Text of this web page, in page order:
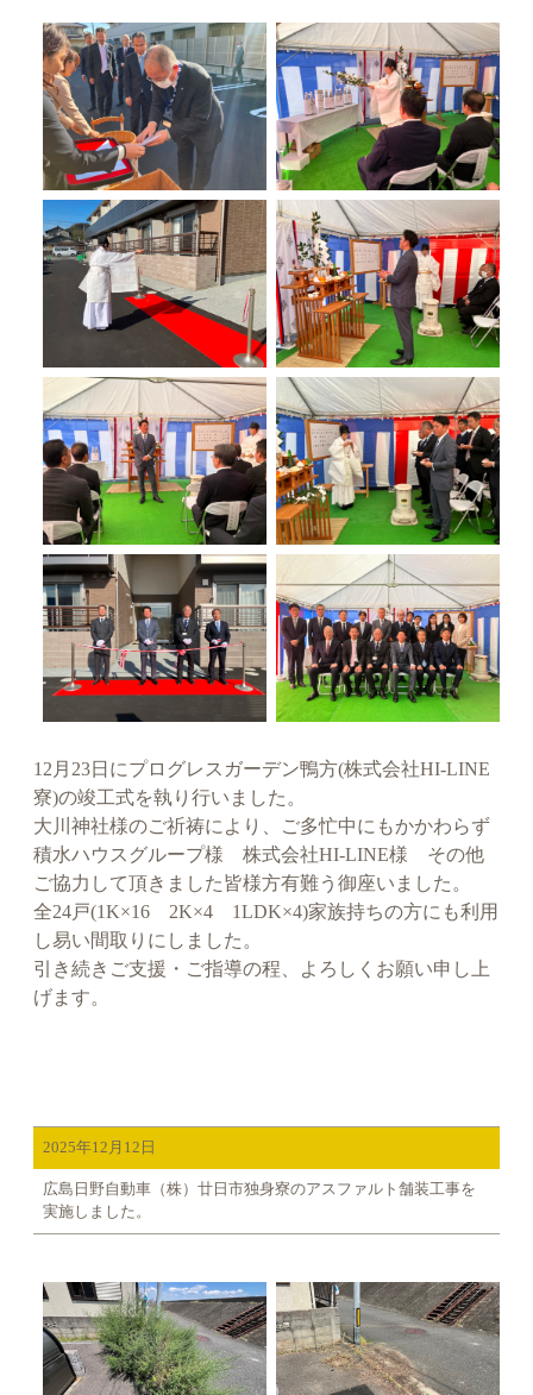
12月23日にプログレスガーデン鴨方(株式会社HI-LINE
寮)の竣工式を執り行いました。
大川神社様のご祈祷により、ご多忙中にもかかわらず
積水ハウスグループ様 株式会社HI-LINE様 その他
ご協力して頂きました皆様方有難う御座いました。
全24戸(1K×16 2K×4 1LDK×4)家族持ちの方にも利用
し易い間取りにしました。
引き続きご支援・ご指導の程、よろしくお願い申し上
げます。
2025年12月12日
広島日野自動車（株）廿日市独身寮のアスファルト舗装工事を
実施しました。